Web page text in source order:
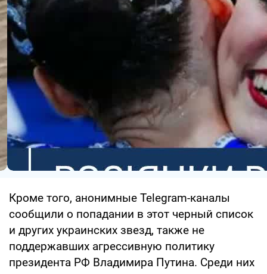
Кроме того, анонимные Telegram-каналы
сообщили о попадании в этот черный список
и других украинских звезд, также не
поддержавших агрессивную политику
президента РФ Владимира Путина. Среди них